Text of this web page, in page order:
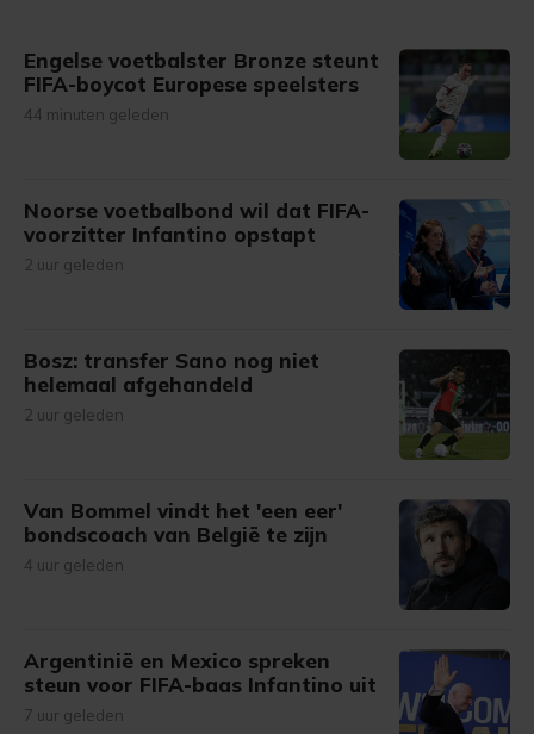
Engelse voetbalster Bronze steunt
FIFA-boycot Europese speelsters
44 minuten geleden
Noorse voetbalbond wil dat FIFA-
voorzitter Infantino opstapt
2 uur geleden
Bosz: transfer Sano nog niet
helemaal afgehandeld
2 uur geleden
Van Bommel vindt het 'een eer'
bondscoach van België te zijn
4 uur geleden
Argentinië en Mexico spreken
steun voor FIFA-baas Infantino uit
7 uur geleden